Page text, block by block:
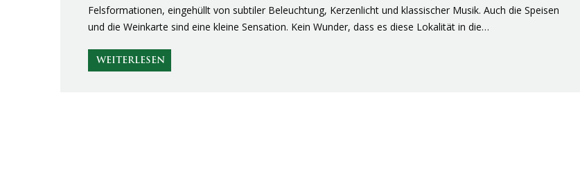
Felsformationen, eingehüllt von subtiler Beleuchtung, Kerzenlicht und klassischer Musik. Auch die Speisen
und die Weinkarte sind eine kleine Sensation. Kein Wunder, dass es diese Lokalität in die…
WEITERLESEN